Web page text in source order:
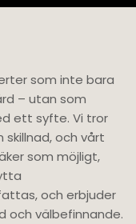
som inte bara
– utan som
ett syfte. Vi tror
och vårt
som möjligt,
och erbjuder
och välbefinnande.